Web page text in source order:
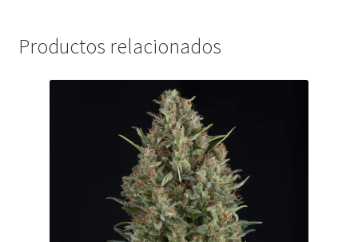
Productos relacionados